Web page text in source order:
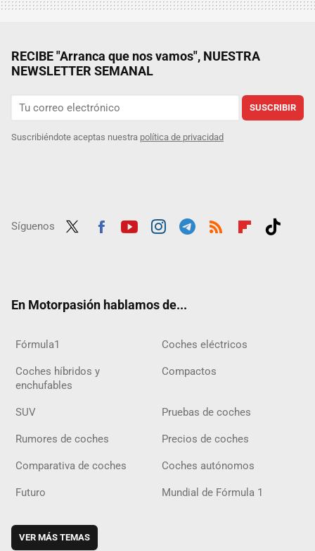
RECIBE "Arranca que nos vamos", NUESTRA
NEWSLETTER SEMANAL
SUSCRIBIR
Suscribiéndote aceptas nuestra política de privacidad
Síguenos
En Motorpasión hablamos de...
Fórmula1 Coches eléctricos
Coches híbridos y
enchufables
Compactos
SUV Pruebas de coches
Rumores de coches Precios de coches
Comparativa de coches Coches autónomos
Futuro Mundial de Fórmula 1
VER MÁS TEMAS